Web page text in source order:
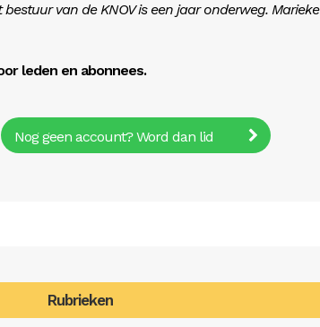
van de KNOV is een jaar onderweg. Marieke
leden en abonnees.
Nog geen account? Word dan lid
Rubrieken